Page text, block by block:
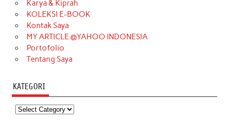
Karya & Kiprah
KOLEKSI E-BOOK
Kontak Saya
MY ARTICLE @YAHOO INDONESIA
Portofolio
Tentang Saya
KATEGORI
Kategori